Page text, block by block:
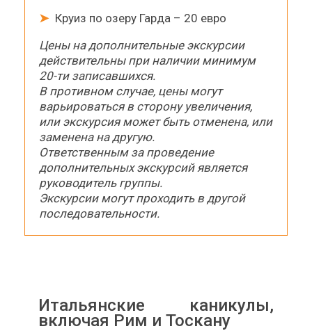
➤Круиз по озеру Гарда – 20 евро
Цены на дополнительные экскурсии
действительны при наличии минимум
20-ти записавшихся.
В противном случае, цены могут
варьироваться в сторону увеличения,
или экскурсия может быть отменена, или
заменена на другую.
Ответственным за проведение
дополнительных экскурсий является
руководитель группы.
Экскурсии могут проходить в другой
последовательности.
Итальянские каникулы,
включая Рим и Тоскану